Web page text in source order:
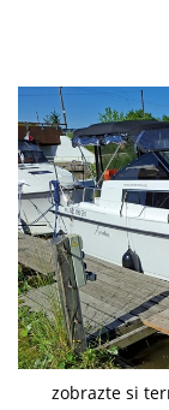
zobrazte si